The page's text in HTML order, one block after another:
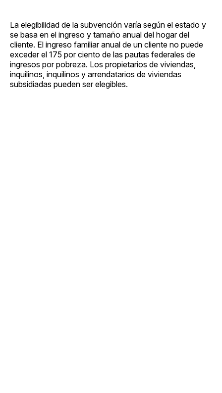
La elegibilidad de la subvención varía según el estado y
se basa en el ingreso y tamaño anual del hogar del
cliente. El ingreso familiar anual de un cliente no puede
exceder el 175 por ciento de las pautas federales de
ingresos por pobreza. Los propietarios de viviendas,
inquilinos, inquilinos y arrendatarios de viviendas
subsidiadas pueden ser elegibles.